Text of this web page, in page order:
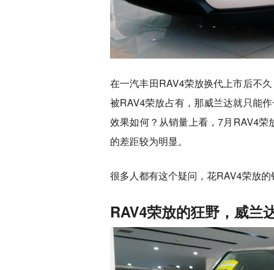
在一汽丰田RAV4荣放换代上市后不
被RAV4荣放占有，那威兰达就只能
效果如何？从销量上看，7月RAV4
的差距较为明显。
很多人都有这个疑问，花RAV4荣放
RAV4荣放的狂野，威兰